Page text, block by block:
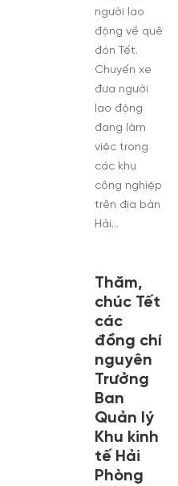
người lao
động về quê
đón Tết.
Chuyến xe
đưa người
lao động
đang làm
việc trong
các khu
công nghiệp
trên địa bàn
Hải…
Thăm,
chúc Tết
các
đồng chí
nguyên
Trưởng
Ban
Quản lý
Khu kinh
tế Hải
Phòng